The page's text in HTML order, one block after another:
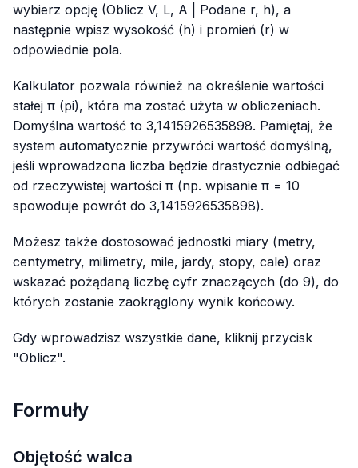
wybierz opcję (Oblicz V, L, A | Podane r, h), a
następnie wpisz wysokość (h) i promień (r) w
odpowiednie pola.
Kalkulator pozwala również na określenie wartości
stałej π (pi), która ma zostać użyta w obliczeniach.
Domyślna wartość to 3,1415926535898. Pamiętaj, że
system automatycznie przywróci wartość domyślną,
jeśli wprowadzona liczba będzie drastycznie odbiegać
od rzeczywistej wartości π (np. wpisanie π = 10
spowoduje powrót do 3,1415926535898).
Możesz także dostosować jednostki miary (metry,
centymetry, milimetry, mile, jardy, stopy, cale) oraz
wskazać pożądaną liczbę cyfr znaczących (do 9), do
których zostanie zaokrąglony wynik końcowy.
Gdy wprowadzisz wszystkie dane, kliknij przycisk
"Oblicz".
Formuły
Objętość walca